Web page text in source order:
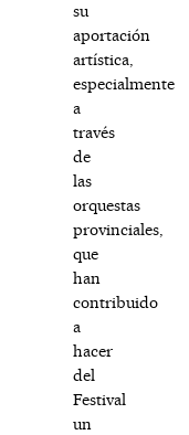
su
aportación
artística,
especialmente
a
través
de
las
orquestas
provinciales,
que
han
contribuido
a
hacer
del
Festival
un